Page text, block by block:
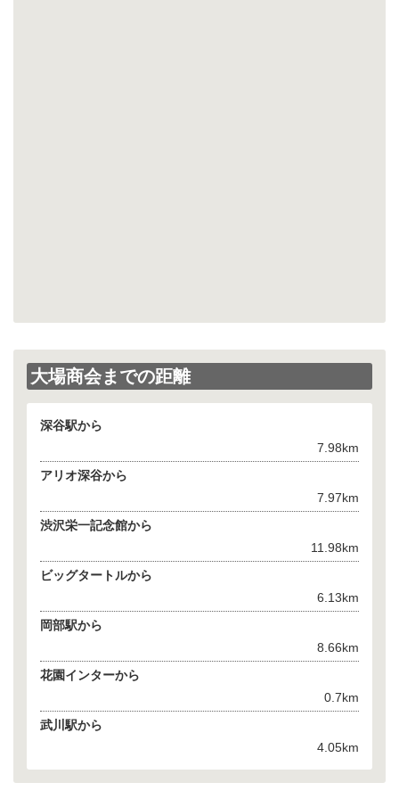
大場商会までの距離
深谷駅から
7.98km
アリオ深谷から
7.97km
渋沢栄一記念館から
11.98km
ビッグタートルから
6.13km
岡部駅から
8.66km
花園インターから
0.7km
武川駅から
4.05km